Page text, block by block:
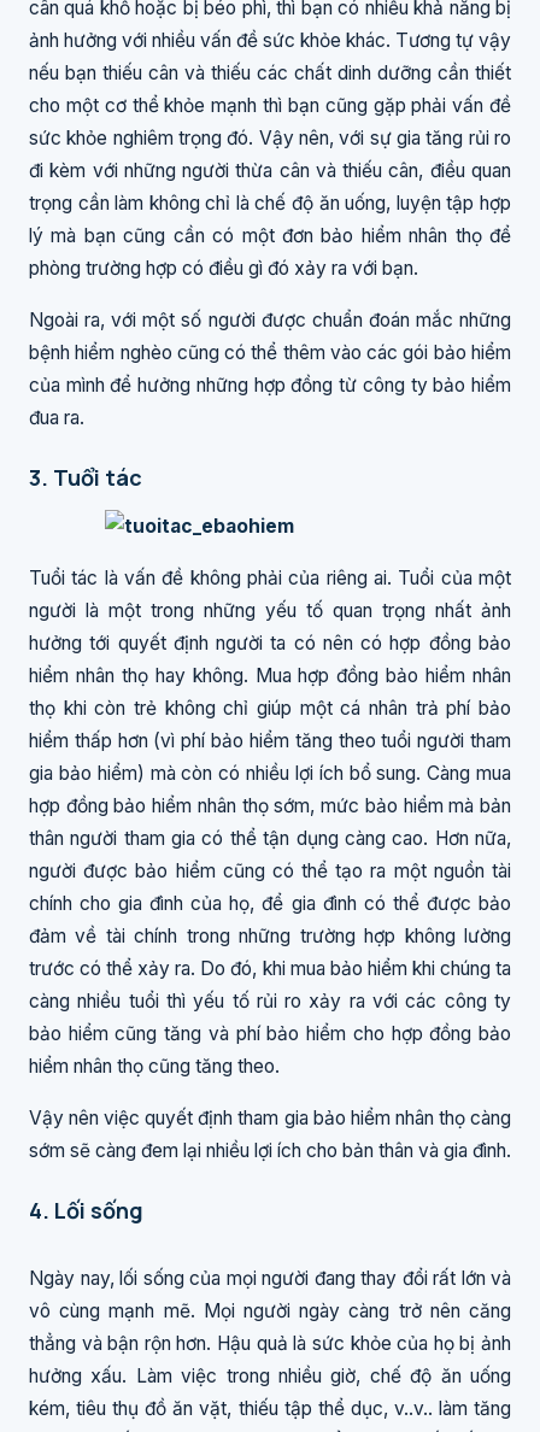
cân quá khổ hoặc bị béo phì, thì bạn có nhiều khả năng bị
ảnh hưởng với nhiều vấn đề sức khỏe khác. Tương tự vậy
nếu bạn thiếu cân và thiếu các chất dinh dưỡng cần thiết
cho một cơ thể khỏe mạnh thì bạn cũng gặp phải vấn đề
sức khỏe nghiêm trọng đó. Vậy nên, với sự gia tăng rủi ro
đi kèm với những người thừa cân và thiếu cân, điều quan
trọng cần làm không chỉ là chế độ ăn uống, luyện tập hợp
lý mà bạn cũng cần có một đơn bảo hiểm nhân thọ để
phòng trường hợp có điều gì đó xảy ra với bạn.
Ngoài ra, với một số người được chuẩn đoán mắc những
bệnh hiểm nghèo cũng có thể thêm vào các gói bảo hiểm
của mình để hưởng những hợp đồng từ công ty bảo hiểm
đua ra.
3. Tuổi tác
Tuổi tác là vấn đề không phải của riêng ai. Tuổi của một
người là một trong những yếu tố quan trọng nhất ảnh
hưởng tới quyết định người ta có nên có hợp đồng bảo
hiểm nhân thọ hay không. Mua hợp đồng bảo hiểm nhân
thọ khi còn trẻ không chỉ giúp một cá nhân trả phí bảo
hiểm thấp hơn (vì phí bảo hiểm tăng theo tuổi người tham
gia bảo hiểm) mà còn có nhiều lợi ích bổ sung. Càng mua
hợp đồng bảo hiểm nhân thọ sớm, mức bảo hiểm mà bản
thân người tham gia có thể tận dụng càng cao. Hơn nữa,
người được bảo hiểm cũng có thể tạo ra một nguồn tài
chính cho gia đình của họ, để gia đình có thể được bảo
đảm về tài chính trong những trường hợp không lường
trước có thể xảy ra. Do đó, khi mua bảo hiểm khi chúng ta
càng nhiều tuổi thì yếu tố rủi ro xảy ra với các công ty
bảo hiểm cũng tăng và phí bảo hiểm cho hợp đồng bảo
hiểm nhân thọ cũng tăng theo.
Vậy nên việc quyết định tham gia bảo hiểm nhân thọ càng
sớm sẽ càng đem lại nhiều lợi ích cho bản thân và gia đình.
4. Lối sống
Ngày nay, lối sống của mọi người đang thay đổi rất lớn và
vô cùng mạnh mẽ. Mọi người ngày càng trở nên căng
thẳng và bận rộn hơn. Hậu quả là sức khỏe của họ bị ảnh
hưởng xấu. Làm việc trong nhiều giờ, chế độ ăn uống
kém, tiêu thụ đồ ăn vặt, thiếu tập thể dục, v..v.. làm tăng